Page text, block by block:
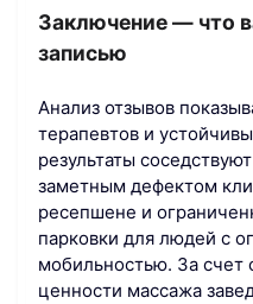
Заключение — что
записью
Анализ отзывов
терапевтов и
результаты
заметным дефектом
ресепшене и
парковки для людей с
мобильностью. За счет
ценности массажа